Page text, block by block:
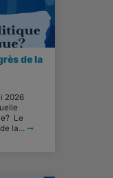
de la
2026
Le
la...➞